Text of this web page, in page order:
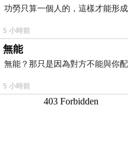
功勞只算一個人的，這樣才能形
5 小時前
無能
無能？那只是因為對方不能與你配
5 小時前